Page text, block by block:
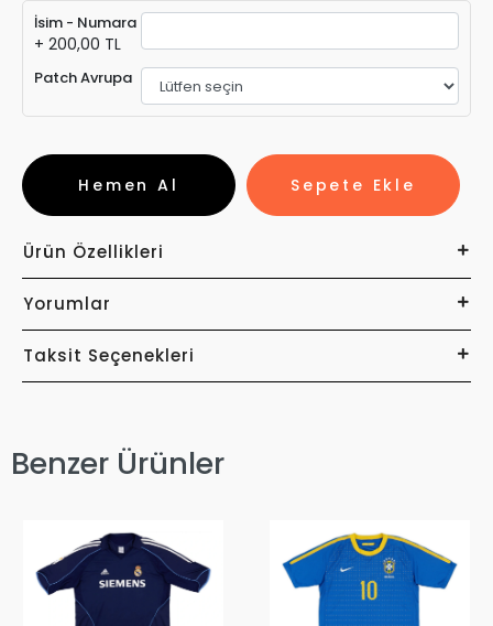
İsim - Numara
+ 200,00 TL
Patch Avrupa
Sepete Ekle
Hemen Al
Ürün Özellikleri
Yorumlar
Taksit Seçenekleri
Benzer Ürünler